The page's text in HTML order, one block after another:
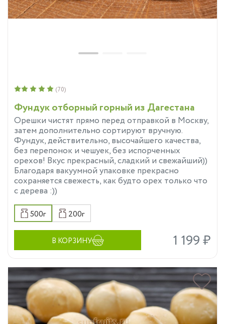
Фундук отборный горный из Дагестана
Орешки чистят прямо перед отправкой в Москву,
затем дополнительно сортируют вручную.
Фундук, действительно, высочайшего качества,
без перепонок и чешуек, без испорченных
орехов! Вкус прекрасный, сладкий и свежайший))
Благодаря вакуумной упаковке прекрасно
сохраняется свежесть, как будто орех только что
с дерева :))
(70)
500г 200г
В КОРЗИНУ 1 199 ₽